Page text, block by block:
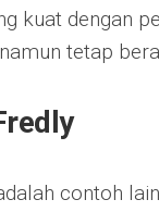
kuat dengan
tetap
contoh